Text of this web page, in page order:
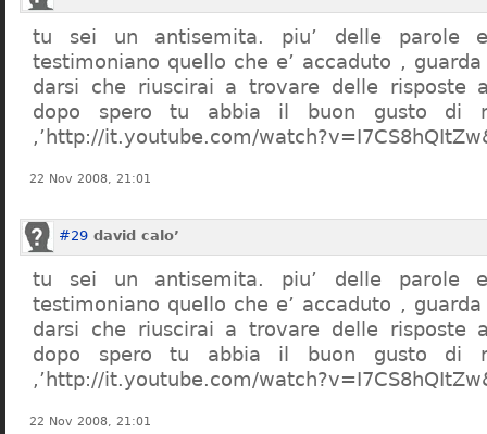
tu sei un antisemita. piu’ delle parole
testimoniano quello che e’ accaduto , guarda
darsi che riuscirai a trovare delle risposte
dopo spero tu abbia il buon gusto di
,’http://it.youtube.com/
22 Nov 2008, 21:01
#29 david calo’
tu sei un antisemita. piu’ delle parole
testimoniano quello che e’ accaduto , guarda
darsi che riuscirai a trovare delle risposte
dopo spero tu abbia il buon gusto di
,’http://it.youtube.com/
22 Nov 2008, 21:01